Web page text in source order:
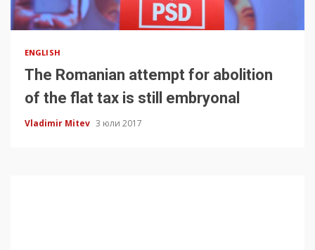
ENGLISH
The Romanian attempt for abolition
of the flat tax is still embryonal
Vladimir Mitev 3 юли 2017